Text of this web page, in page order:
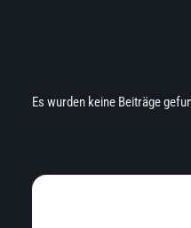
Es wurden keine Beiträge